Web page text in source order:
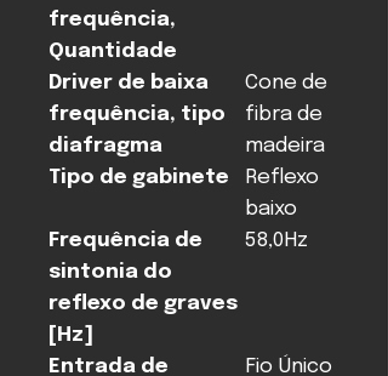
frequência,
Quantidade
Driver de baixa
frequência, tipo
diafragma
Cone de
fibra de
madeira
Tipo de gabinete
Reflexo
baixo
Frequência de
sintonia do
reflexo de graves
[Hz]
58,0Hz
Entrada de
Fio Único